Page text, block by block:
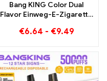
Bang KING Color Dual
Flavor Einweg-E-Zigarette
Geschmack mit
und Kiwi Passion Fruit
Guava
€6.64 - €9.49